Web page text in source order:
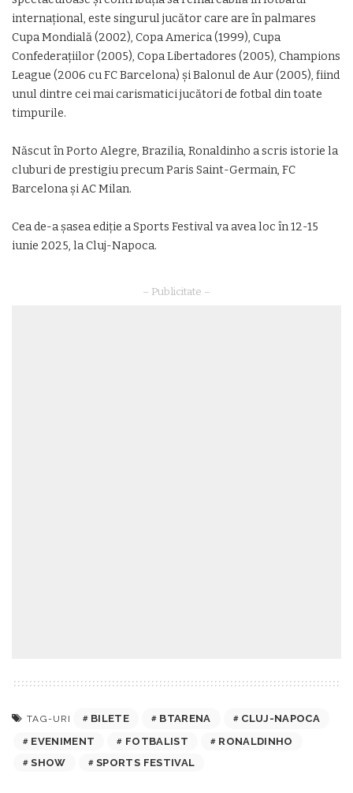
internaţional, este singurul jucător care are în palmares
Cupa Mondială (2002), Copa America (1999), Cupa
Confederaţiilor (2005), Copa Libertadores (2005), Champions
League (2006 cu FC Barcelona) şi Balonul de Aur (2005), fiind
unul dintre cei mai carismatici jucători de fotbal din toate
timpurile.
Născut în Porto Alegre, Brazilia, Ronaldinho a scris istorie la
cluburi de prestigiu precum Paris Saint-Germain, FC
Barcelona şi AC Milan.
Cea de-a şasea ediţie a Sports Festival va avea loc în 12-15
iunie 2025, la Cluj-Napoca.
– Publicitate –
TAG-URI BILETE BTARENA
CLUJ-NAPOCA
EVENIMENT
FOTBALIST
RONALDINHO
SHOW
SPORTS FESTIVAL